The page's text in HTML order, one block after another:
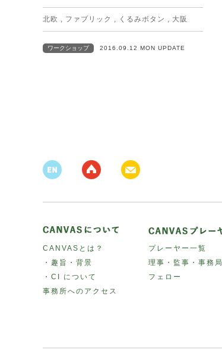
北欧 , ファブリック , くるみボタン , 大阪
ワークショップ 2016.09.12 MON UPDATE
CANVASとは？
・趣旨・背景
・CI について
事務所へのアクセス
プレーヤー一覧
理事・監事・事務局
フェロー